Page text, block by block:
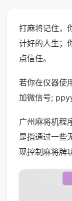
打麻将记住，
计好的人生；
点信任。
若你在仪器使
加微信号;
广州麻将机程
是指通过一些
现控制麻将牌